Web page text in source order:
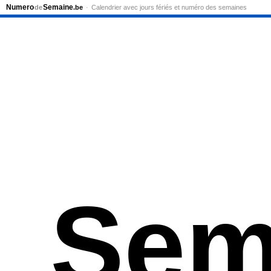
NumerodeSemaine.be Calendrier avec jours fériés et numéro des semaines